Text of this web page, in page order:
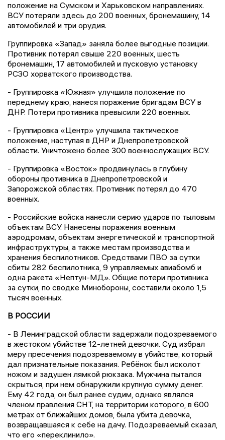
положение на Сумском и Харьковском направлениях.
ВСУ потеряли здесь до 200 военных, бронемашину, 14
автомобилей и три орудия.
Группировка «Запад» заняла более выгодные позиции.
Противник потерял свыше 220 военных, шесть
бронемашин, 17 автомобилей и пусковую установку
РСЗО хорватского производства.
- Группировка «Южная» улучшила положение по
переднему краю, нанеся поражение бригадам ВСУ в
ДНР. Потери противника превысили 220 военных.
- Группировка «Центр» улучшила тактическое
положение, наступая в ДНР и Днепропетровской
области. Уничтожено более 300 военнослужащих ВСУ.
- Группировка «Восток» продвинулась в глубину
обороны противника в Днепропетровской и
Запорожской областях. Противник потерял до 470
военных.
- Российские войска нанесли серию ударов по тыловым
объектам ВСУ. Нанесены поражения военным
аэродромам, объектам энергетической и транспортной
инфраструктуры, а также местам производства и
хранения беспилотников. Средствами ПВО за сутки
сбиты 282 беспилотника, 9 управляемых авиабомб и
одна ракета «Нептун-МД». Общие потери противника
за сутки, по сводке Минобороны, составили около 1,5
тысяч военных.
В РОССИИ
- В Ленинградской области задержали подозреваемого
в жестоком убийстве 12-летней девочки. Суд избрал
меру пресечения подозреваемому в убийстве, который
дал признательные показания. Ребёнок был исколот
ножом и задушен лямкой рюкзака. Мужчина пытался
скрыться, при нем обнаружили крупную сумму денег.
Ему 42 года, он был ранее судим, однако являлся
членом правления СНТ, на территории которого, в 600
метрах от ближайших домов, была убита девочка,
возвращавшаяся к себе на дачу. Подозреваемый сказал,
что его «переклинило».